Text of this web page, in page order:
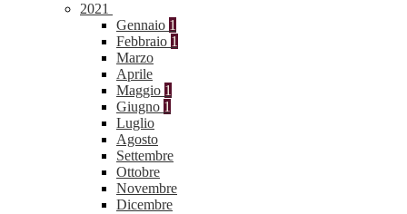
2021
Gennaio 1
Febbraio 1
Marzo
Aprile
Maggio 1
Giugno 1
Luglio
Agosto
Settembre
Ottobre
Novembre
Dicembre